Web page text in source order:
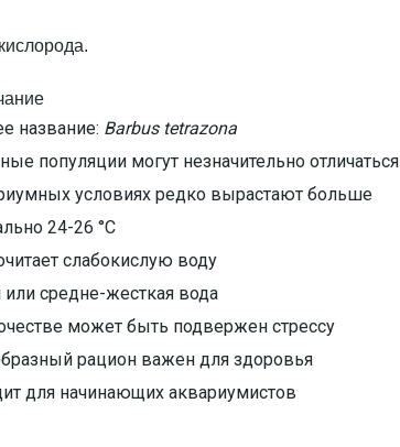
название: Barbus tetrazona
популяции могут незначительно отличаться
условиях редко вырастают больше
24-26 °C
слабокислую воду
или средне-жесткая вода
может быть подвержен стрессу
рацион важен для здоровья
для начинающих аквариумистов